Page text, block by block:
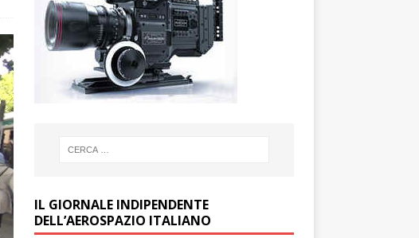
IL GIORNALE INDIPENDENTE
DELL’AEROSPAZIO ITALIANO